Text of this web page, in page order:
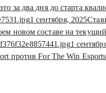
за два дня до старта
1 сентября, 2025
новом составе на
1
против For The Win